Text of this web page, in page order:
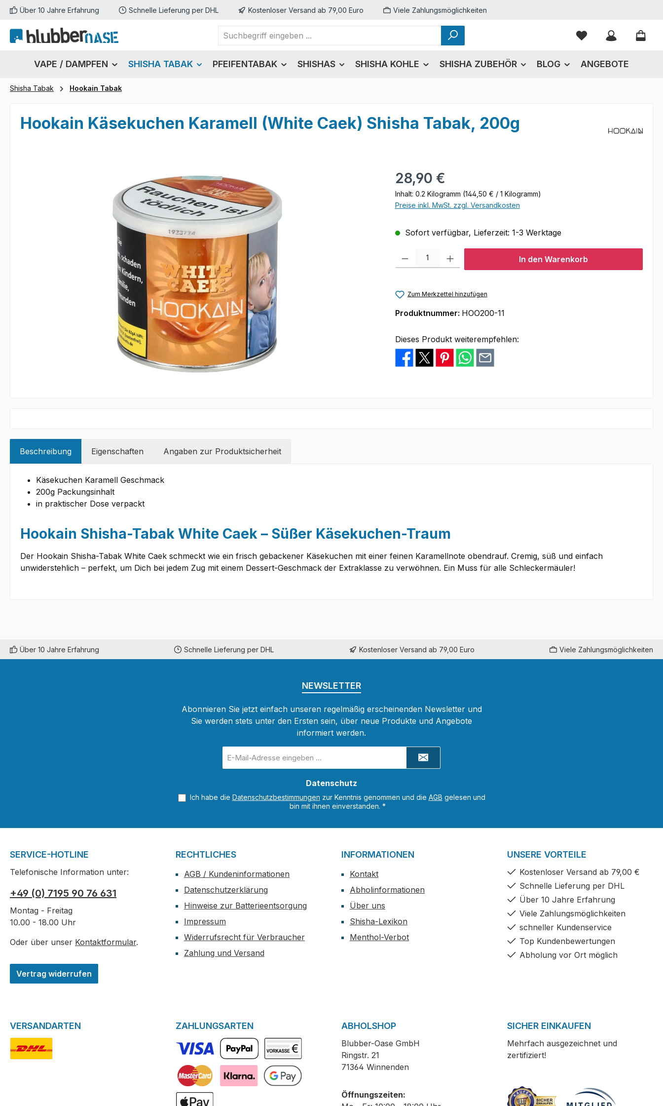
Hauptinhalt springen
Zur Suche springen
Zur Hauptnavigation springen
Über 10 Jahre Erfahrung Schnelle Lieferung per DHL Kostenloser Versand ab 79,00 Euro Viele Zahlungsmöglichkeiten
Du hast 0
VAPE / DAMPFEN SHISHA TABAK PFEIFENTABAK SHISHAS SHISHA KOHLE SHISHA ZUBEHÖR BLOG ANGEBOTE
Shisha Tabak Hookain Tabak
Hookain Käsekuchen Karamell (White Caek) Shisha Tabak, 200g
Regulärer Preis:
28,90 €
Inhalt: 0.2 Kilogramm (144,50 € / 1 Kilogramm)
Preise inkl. MwSt. zzgl. Versandkosten
Sofort verfügbar, Lieferzeit: 1-3 Werktage
Produkt Anzahl: Gib den gewünschten Wert ein oder benutze die Schaltflächen
In den Warenkorb
Zum Merkzettel hinzufügen
Produktnummer: HOO200-11
Dieses Produkt weiterempfehlen:
Beschreibung Eigenschaften Angaben zur Produktsicherheit
Käsekuchen Karamell Geschmack
200g Packungsinhalt
in praktischer Dose verpackt
Hookain Shisha-Tabak White Caek – Süßer Käsekuchen-Traum
Der Hookain Shisha-Tabak White Caek schmeckt wie ein frisch gebackener Käsekuchen mit einer feinen Karamellnote obendrauf. Cremig, süß und einfach
unwiderstehlich – perfekt, um Dich bei jedem Zug mit einem Dessert-Geschmack der Extraklasse zu verwöhnen. Ein Muss für alle Schleckermäuler!
Über 10 Jahre Erfahrung Schnelle Lieferung per DHL Kostenloser Versand ab 79,00 Euro Viele Zahlungsmöglichkeiten
NEWSLETTER
Abonnieren Sie jetzt einfach unseren regelmäßig erscheinenden Newsletter und
Sie werden stets unter den Ersten sein, über neue Produkte und Angebote
informiert werden.
Mail-
Datenschutz
Ich habe die Datenschutzbestimmungen zur Kenntnis genommen und die AGB gelesen und
bin mit ihnen einverstanden. *
SERVICE-HOTLINE
Telefonische Information unter:
+49 (0) 7195 90 76 631
Montag - Freitag
10.00 - 18.00 Uhr
Oder über unser Kontaktformular.
Vertrag widerrufen
RECHTLICHES
AGB / Kundeninformationen
Datenschutzerklärung
Hinweise zur Batterieentsorgung
Impressum
Widerrufsrecht für Verbraucher
Zahlung und Versand
INFORMATIONEN
Kontakt
Abholinformationen
Über uns
Shisha-Lexikon
Menthol-Verbot
UNSERE VORTEILE
Kostenloser Versand ab 79,00 €
Schnelle Lieferung per DHL
Über 10 Jahre Erfahrung
Viele Zahlungsmöglichkeiten
schneller Kundenservice
Top Kundenbewertungen
Abholung vor Ort möglich
VERSANDARTEN ZAHLUNGSARTEN
Vorkasse
PayPal
Kreditkarte
VISA Logo
ABHOLSHOP
Blubber-Oase GmbH
Ringstr. 21
71364 Winnenden
Öffnungszeiten:
SICHER EINKAUFEN
Mehrfach ausgezeichnet und
zertifiziert!